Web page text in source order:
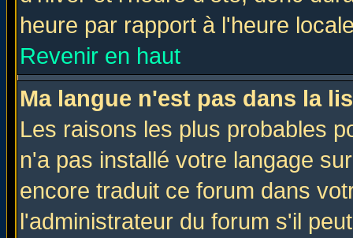
heure par rapport à l'heure
Revenir en haut
Ma langue n'est pas dans la
Les raisons les plus probables
n'a pas installé votre langage
encore traduit ce forum dans
l'administrateur du forum s'il